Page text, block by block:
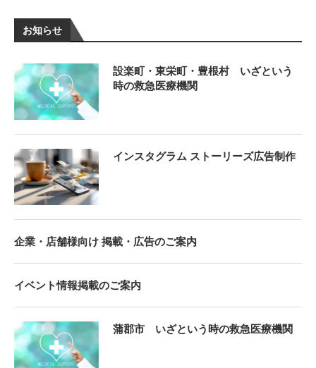
お知らせ
設楽町・東栄町・豊根村 いざという
時の救急医療機関
インスタグラム ストーリーズ広告制作
企業・店舗様向け 掲載・広告のご案内
イベント情報掲載のご案内
蒲郡市 いざという時の救急医療機関